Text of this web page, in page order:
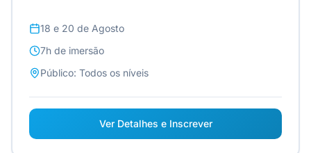
18 e 20 de Agosto
7h de imersão
Público: Todos os níveis
Ver Detalhes e Inscrever